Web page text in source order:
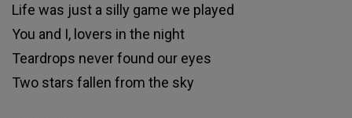
Life was just a silly game we played
You and I, lovers in the night
Teardrops never found our eyes
Two stars fallen from the sky